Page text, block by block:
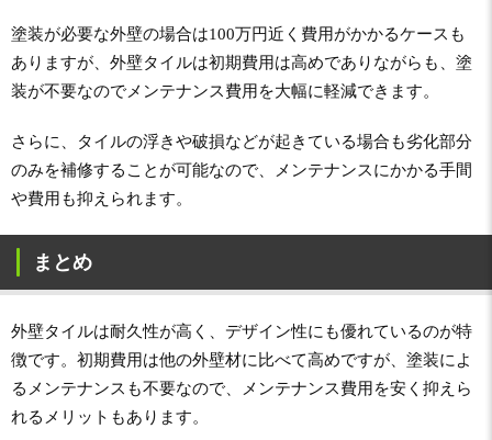
塗装が必要な外壁の場合は100万円近く費用がかかるケースも
ありますが、外壁タイルは初期費用は高めでありながらも、塗
装が不要なのでメンテナンス費用を大幅に軽減できます。
さらに、タイルの浮きや破損などが起きている場合も劣化部分
のみを補修することが可能なので、メンテナンスにかかる手間
や費用も抑えられます。
まとめ
外壁タイルは耐久性が高く、デザイン性にも優れているのが特
徴です。初期費用は他の外壁材に比べて高めですが、塗装によ
るメンテナンスも不要なので、メンテナンス費用を安く抑えら
れるメリットもあります。